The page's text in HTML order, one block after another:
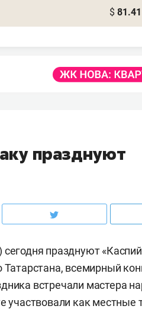
$ 81.41
празднуют
празднуют
всемирный
встречали мастера
участвовали как местные